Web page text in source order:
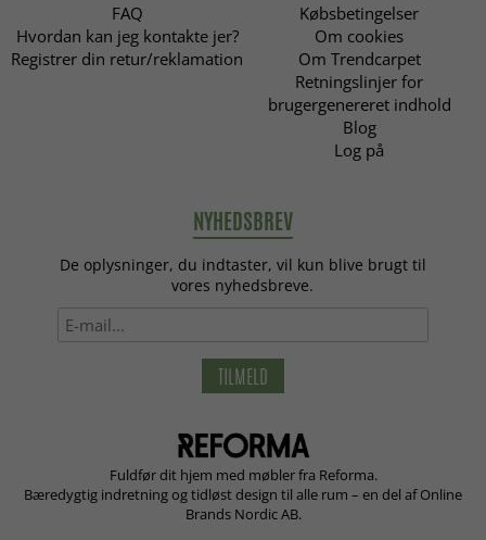
FAQ
Hvordan kan jeg kontakte jer?
Registrer din retur/reklamation
Købsbetingelser
Om cookies
Om Trendcarpet
Retningslinjer for
brugergenereret indhold
Blog
Log på
NYHEDSBREV
De oplysninger, du indtaster, vil kun blive brugt til
vores nyhedsbreve.
TILMELD
Fuldfør dit hjem med møbler fra Reforma.
Bæredygtig indretning og tidløst design til alle rum – en del af Online
Brands Nordic AB.